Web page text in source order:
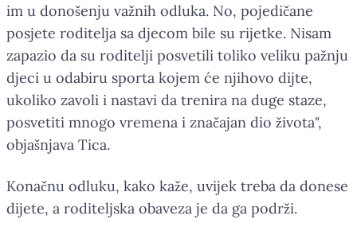
im u donošenju važnih odluka. No, pojedičane
posjete roditelja sa djecom bile su rijetke. Nisam
zapazio da su roditelji posvetili toliko veliku pažnju
djeci u odabiru sporta kojem će njihovo dijte,
ukoliko zavoli i nastavi da trenira na duge staze,
posvetiti mnogo vremena i značajan dio života",
objašnjava Tica.
Konačnu odluku, kako kaže, uvijek treba da donese
dijete, a roditeljska obaveza je da ga podrži.